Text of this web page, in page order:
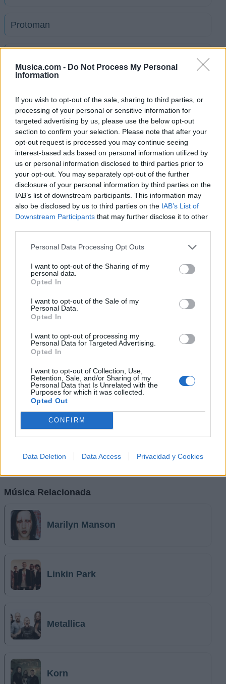
Musica.com - Do Not Process My Personal
Information
If you wish to opt-out of the sale, sharing to third parties, or
processing of your personal or sensitive information for
targeted advertising by us, please use the below opt-out
section to confirm your selection. Please note that after your
opt-out request is processed you may continue seeing
interest-based ads based on personal information utilized by
us or personal information disclosed to third parties prior to
your opt-out. You may separately opt-out of the further
disclosure of your personal information by third parties on the
IAB’s list of downstream participants. This information may
also be disclosed by us to third parties on the IAB’s List of
Downstream Participants that may further disclose it to other
Personal Data Processing Opt Outs
I want to opt-out of the Sharing of my
personal data.
Opted In
I want to opt-out of the Sale of my
Personal Data.
Opted In
I want to opt-out of processing my
Personal Data for Targeted Advertising.
Opted In
I want to opt-out of Collection, Use,
Retention, Sale, and/or Sharing of my
Personal Data that Is Unrelated with the
Purposes for which it was collected.
Opted Out
CONFIRM
Data Deletion Data Access Privacidad y Cookies
Protoman
+ Emmure
Discografía Biografía Ranking Fotos Foro
Añadir Letra
Ranking de Emmure
Emmureno está entre los 500 artistas más
¿Apoyar a Emmure?
0 0
Música Relacionada
Marilyn Manson
Linkin Park
Metallica
Korn